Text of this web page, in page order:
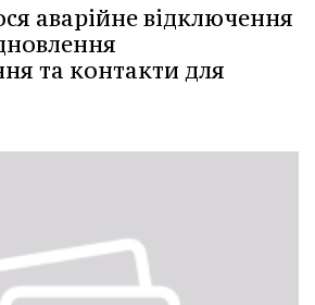
аварійне відключення
та контакти для